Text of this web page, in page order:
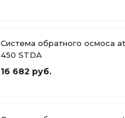
Система обратного осмоса
450 STDA
16 682 руб.